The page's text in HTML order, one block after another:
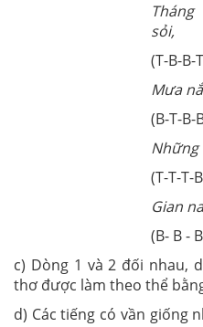
sỏi,
(T-B-B-
Mưa
(B-T-B-
Những
(T-T-T-
Gian
(B- B -
c) Dòng 1 và 2 đối nhau,
thơ được làm theo thể
d) Các tiếng có vần giống